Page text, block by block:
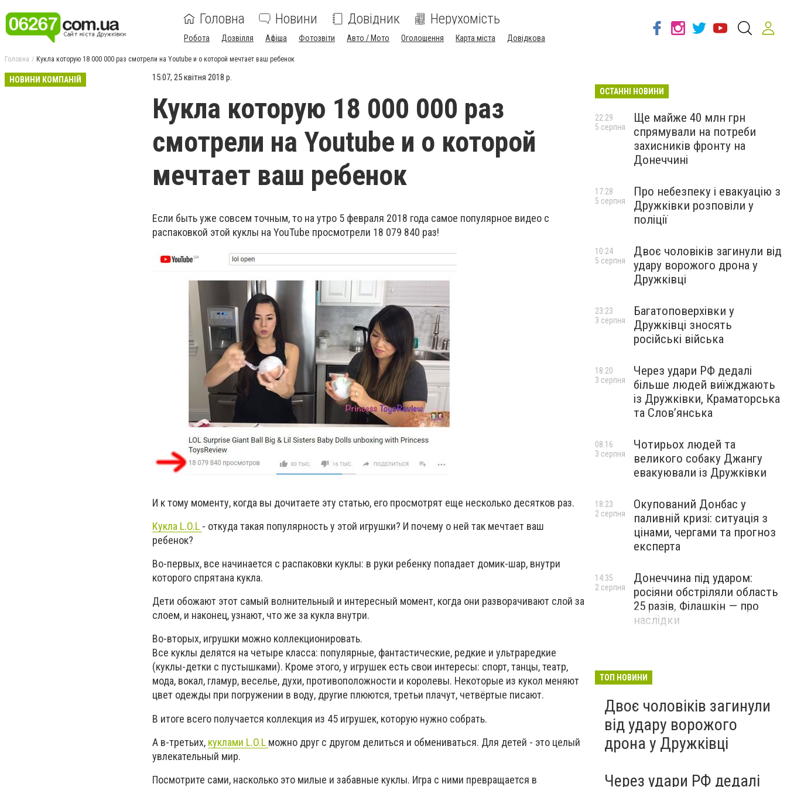
Головна Новини Довідник Нерухомість
Робота Дозвілля Афіша Фотозвіти Авто / Мото Оголошення Карта міста Довідкова
Головна Кукла которую 18 000 000 раз смотрели на Youtube и о которой мечтает ваш ребенок
НОВИНИ КОМПАНІЙ 15:07, 25 квітня 2018 р.
Кукла которую 18 000 000 раз
смотрели на Youtube и о которой
мечтает ваш ребенок
Если быть уже совсем точным, то на утро 5 февраля 2018 года самое популярное видео с
распаковкой этой куклы на YouTube просмотрели 18 079 840 раз!
И к тому моменту, когда вы дочитаете эту статью, его просмотрят еще несколько десятков раз.
Кукла L.O.L - откуда такая популярность у этой игрушки? И почему о ней так мечтает ваш
ребенок?
Во-первых, все начинается с распаковки куклы: в руки ребенку попадает домик-шар, внутри
которого спрятана кукла.
Дети обожают этот самый волнительный и интересный момент, когда они разворачивают слой за
слоем, и наконец, узнают, что же за кукла внутри.
Во-вторых, игрушки можно коллекционировать.
Все куклы делятся на четыре класса: популярные, фантастические, редкие и ультраредкие
(куклы-детки с пустышками). Кроме этого, у игрушек есть свои интересы: спорт, танцы, театр,
мода, вокал, гламур, веселье, духи, противоположности и королевы. Некоторые из кукол меняют
цвет одежды при погружении в воду, другие плюются, третьи плачут, четвёртые писают.
В итоге всего получается коллекция из 45 игрушек, которую нужно собрать.
А в-третьих, куклами L.O.L можно друг с другом делиться и обмениваться. Для детей - это целый
увлекательный мир.
Посмотрите сами, насколько это милые и забавные куклы. Игра с ними превращается в
ОСТАННІ НОВИНИ
Ще майже 40 млн грн
спрямували на потреби
захисників фронту на
Донеччині
22:29
5 серпня
Про небезпеку і евакуацію з
Дружківки розповіли у
поліції
17:28
5 серпня
Двоє чоловіків загинули від
удару ворожого дрона у
Дружківці
10:24
5 серпня
Багатоповерхівки у
Дружківці зносять
російські війська
23:23
3 серпня
Через удари РФ дедалі
більше людей виїжджають
із Дружківки, Краматорська
та Слов’янська
18:20
3 серпня
Чотирьох людей та
великого собаку Джангу
евакуювали із Дружківки
08:16
3 серпня
Окупований Донбас у
паливній кризі: ситуація з
цінами, чергами та прогноз
експерта
18:23
2 серпня
Донеччина під ударом:
росіяни обстріляли область
25 разів, Філашкін — про
наслідки
14:35
2 серпня
ТОП НОВИНИ
Двоє чоловіків загинули
від удару ворожого
дрона у Дружківці
Через удари РФ дедалі